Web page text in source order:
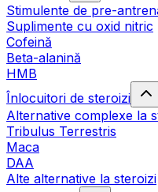
Stimulente de pre-
Suplimente cu oxid nitric
Cofeină
Beta-alanină
HMB
Înlocuitori de steroizi
Alternative complexe la
Tribulus Terrestris
Maca
DAA
Alte alternative la steroizi